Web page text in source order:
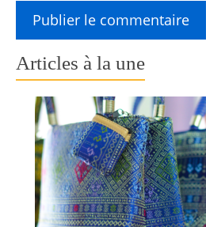
Articles à la une